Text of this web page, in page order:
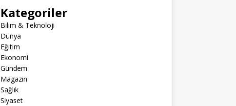
Kategoriler
Bilim & Teknoloji
Dünya
Eğitim
Ekonomi
Gündem
Magazin
Sağlık
Siyaset